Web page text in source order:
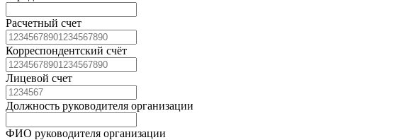
Расчетный счет
Корреспондентский счёт
Лицевой счет
Должность руководителя организации
ФИО руководителя организации